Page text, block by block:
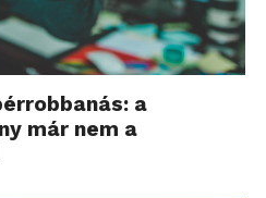
plexi lengő és fix ár sineink,
húznak biztosítják a
cserélhető és
a
már nem a